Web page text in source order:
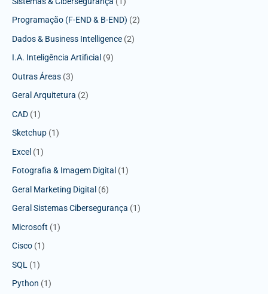
Programação (F-END & B-END) (2)
Dados & Business Intelligence (2)
I.A. Inteligência Artificial (9)
Outras Áreas (3)
Geral Arquitetura (2)
CAD (1)
Sketchup (1)
Excel (1)
Fotografia & Imagem Digital (1)
Geral Marketing Digital (6)
Geral Sistemas Cibersegurança (1)
Microsoft (1)
Cisco (1)
SQL (1)
Python (1)